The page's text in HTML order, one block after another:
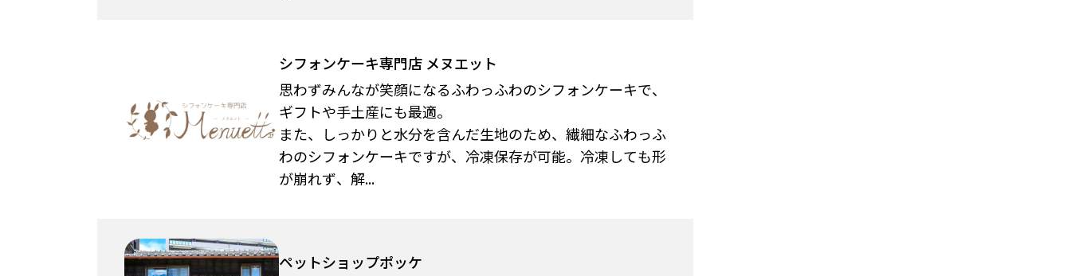
思わずみんなが笑顔になるふわっふわのシフォンケーキで、
ギフトや手土産にも最適。
また、しっかりと水分を含んだ生地のため、繊細なふわっふ
わのシフォンケーキですが、冷凍保存が可能。冷凍しても形
が崩れず、解...
シフォンケーキ専門店 メヌエット
ペットショップポッケ